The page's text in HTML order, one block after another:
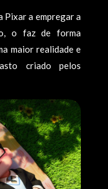
Pixar a empregar a
o faz de forma
maior realidade e
criado pelos